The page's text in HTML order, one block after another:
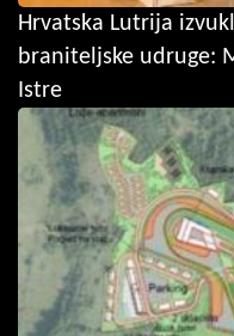
Hrvatska Lutrija
braniteljske udruge:
Istre